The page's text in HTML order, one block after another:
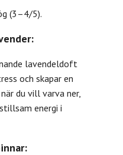
(3–4/5).
lavendeldoft
och skapar en
du vill varva ner,
energi i